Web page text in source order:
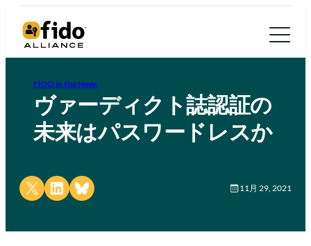
FIDO in the News
ヴァーディクト誌認証の
未来はパスワードレスか
Share on X Share on LinkedIn
Share on Bluesky 11月 29, 2021